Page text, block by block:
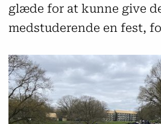
glæde for at kunne give
medstuderende en fest,